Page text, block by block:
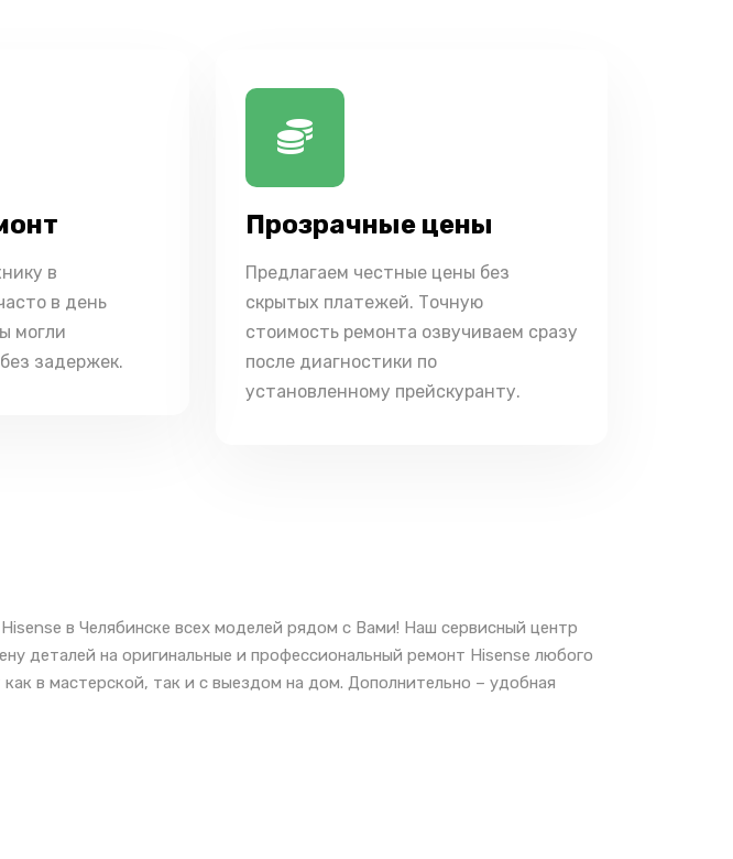
в
в день
могли
задержек.
Прозрачные цены
Предлагаем честные цены без
скрытых платежей. Точную
стоимость ремонта озвучиваем сразу
после диагностики по
установленному прейскуранту.
в Челябинске всех моделей рядом с Вами! Наш сервисный центр
деталей на оригинальные и профессиональный ремонт Hisense любого
в мастерской, так и с выездом на дом. Дополнительно – удобная